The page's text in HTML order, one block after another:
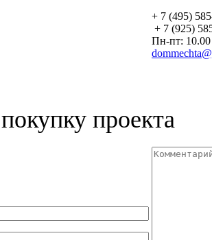
+ 7 (495)
+ 7 (925)
Пн-пт: 10.00
проекта